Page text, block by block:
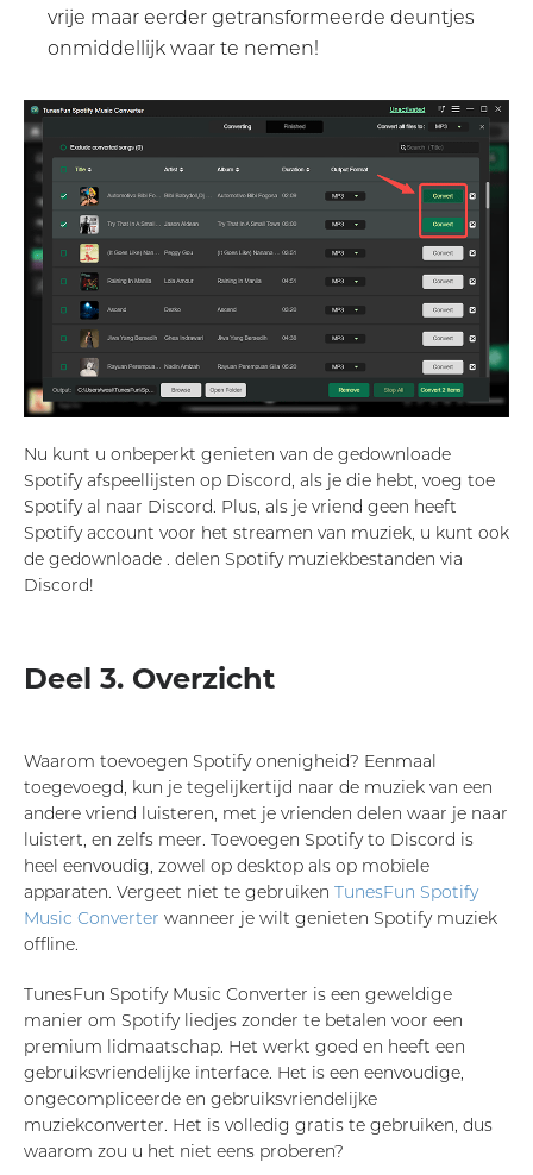
vrije maar eerder getransformeerde deuntjes
onmiddellijk waar te nemen!
Nu kunt u onbeperkt genieten van de gedownloade
Spotify afspeellijsten op Discord, als je die hebt, voeg toe
Spotify al naar Discord. Plus, als je vriend geen heeft
Spotify account voor het streamen van muziek, u kunt ook
de gedownloade . delen Spotify muziekbestanden via
Discord!
Deel 3. Overzicht
Waarom toevoegen Spotify onenigheid? Eenmaal
toegevoegd, kun je tegelijkertijd naar de muziek van een
andere vriend luisteren, met je vrienden delen waar je naar
luistert, en zelfs meer. Toevoegen Spotify to Discord is
heel eenvoudig, zowel op desktop als op mobiele
apparaten. Vergeet niet te gebruiken TunesFun Spotify
Music Converter wanneer je wilt genieten Spotify muziek
offline.
TunesFun Spotify Music Converter is een geweldige
manier om Spotify liedjes zonder te betalen voor een
premium lidmaatschap. Het werkt goed en heeft een
gebruiksvriendelijke interface. Het is een eenvoudige,
ongecompliceerde en gebruiksvriendelijke
muziekconverter. Het is volledig gratis te gebruiken, dus
waarom zou u het niet eens proberen?